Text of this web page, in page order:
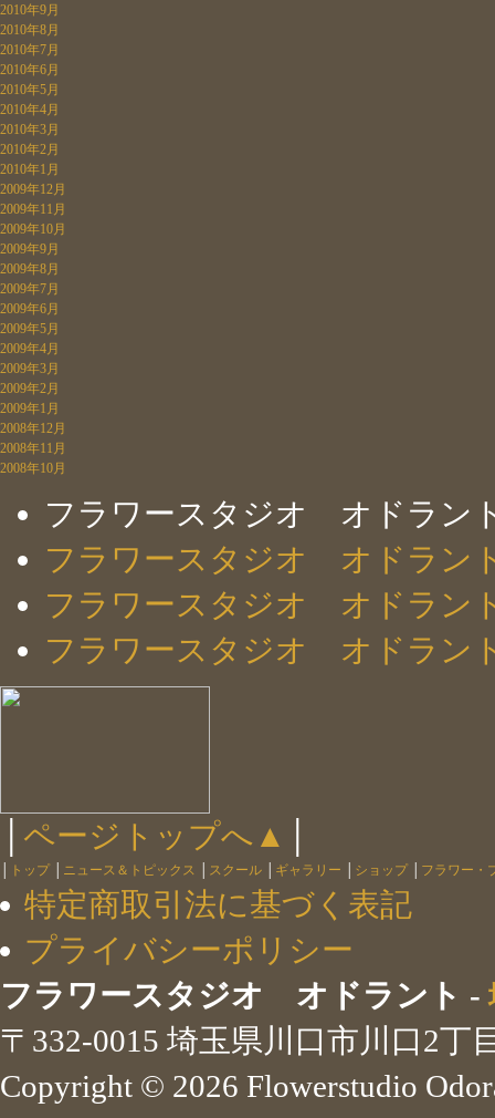
2010年9月
2010年8月
2010年7月
2010年6月
2010年5月
2010年4月
2010年3月
2010年2月
2010年1月
2009年12月
2009年11月
2009年10月
2009年9月
2009年8月
2009年7月
2009年6月
2009年5月
2009年4月
2009年3月
2009年2月
2009年1月
2008年12月
2008年11月
2008年10月
フラワースタジオ オドラン
フラワースタジオ オドラン
フラワースタジオ オドラン
フラワースタジオ オドラン
ページトップへ▲
トップ ニュース＆トピックス スクール ギャラリー ショップ フラワー・
特定商取引法に基づく表記
プライバシーポリシー
フラワースタジオ オドラント -
〒332-0015 埼玉県川口市川口2
Copyright © 2026 Flowerstudio